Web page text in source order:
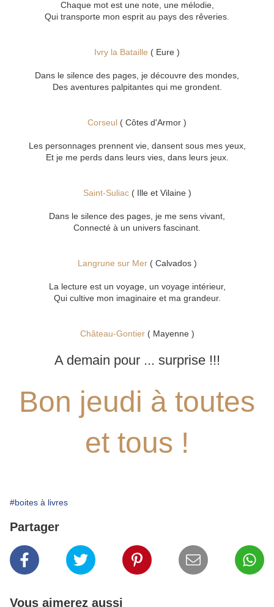
Chaque mot est une note, une mélodie,
Qui transporte mon esprit au pays des rêveries.
Ivry la Bataille ( Eure )
Dans le silence des pages, je découvre des mondes,
Des aventures palpitantes qui me grondent.
Corseul ( Côtes d'Armor )
Les personnages prennent vie, dansent sous mes yeux,
Et je me perds dans leurs vies, dans leurs jeux.
Saint-Suliac( Ille et Vilaine )
Dans le silence des pages, je me sens vivant,
Connecté à un univers fascinant.
Langrune sur Mer( Calvados )
La lecture est un voyage, un voyage intérieur,
Qui cultive mon imaginaire et ma grandeur.
Château-Gontier( Mayenne )
A demain pour ... surprise !!!
Bon jeudi à toutes
et tous !
#boites à livres
Partager
Vous aimerez aussi